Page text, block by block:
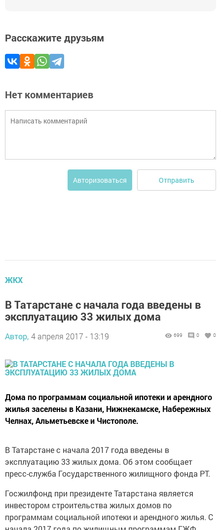
Расскажите друзьям
Нет комментариев
Авторизоваться Отправить
ЖКХ
В Татарстане с начала года введены в
эксплуатацию 33 жилых дома
Автор, 4 апреля 2017 - 13:19 699 0 0
Дома по программам социальной ипотеки и арендного
жилья заселены в Казани, Нижнекамске, Набережных
Челнах, Альметьевске и Чистополе.
В Татарстане с начала 2017 года введены в
эксплуатацию 33 жилых дома. Об этом сообщает
пресс-служба Государственного жилищного фонда РТ.
Госжилфонд при президенте Татарстана является
инвестором строительства жилых домов по
программам социальной ипотеки и арендного жилья. С